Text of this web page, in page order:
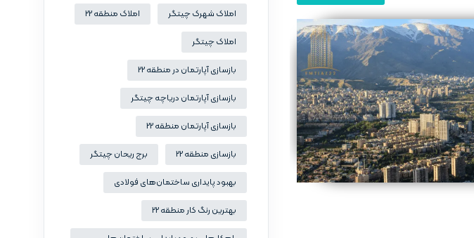
املاک شهرک چیتگر املاک منطقه 22
املاک چیتگر
بازسازی آپارتمان در منطقه 22
بازسازی آپارتمان دریاچه چیتگر
بازسازی آپارتمان منطقه 22
بازسازی منطقه 22 برج ریحان چیتگر
بهبود پایداری ساختمان‌های فولادی
بهترین رنگ کار منطقه 22